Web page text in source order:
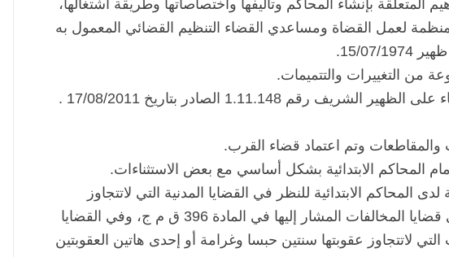
المتعلقة بإنشاء المحاكم وتأليفها واختصاصاتها وطريقة اشتغالها،
لعمل القضاة ومساعدي القضاء التنظيم القضائي المعمول به
1974.
من التغييرات والتتميمات.
رقم 1.11.148 الصادر بتاريخ 17/08/2011 .
والمقاطعات وتم اعتماد قضاء القرب.
المحاكم الابتدائية بشكل أساسي مع بعض الاستثناءات.
المحاكم الابتدائية للنظر في القضايا المدنية التي لاتتجاوز
20.000درهم،وأيضا في قضايا المخالفات المشار إليها في المادة 396 ق م ج، وفي القضايا
التي لاتتجاوز عقوبتها سنتين حبسا وغرامة أو إحدى هاتين العقوبتين